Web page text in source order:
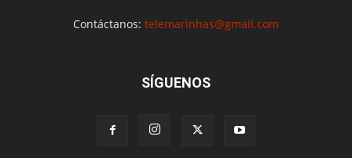
Contáctanos: telemarinhas@gmail.com
SÍGUENOS